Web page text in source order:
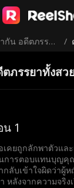
กัน อดีตภรรยา
/
ภรรยาทั้งสว
น 1
เคยถูกลักพาตัวแล
การตอบแทนบุญคุ
กลับเข้าใจผิดว่าผู้
หลังจากความจริง